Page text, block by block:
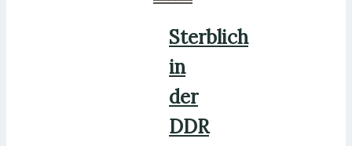
Sterblich
in
der
DDR